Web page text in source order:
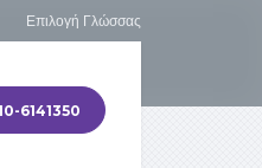
Επιλογή Γλώσσας
6141350